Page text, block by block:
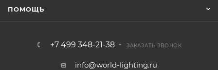
ПОМОЩЬ
+7 499 348-21-38 ЗАКАЗАТЬ ЗВОНОК
info@world-lighting.ru